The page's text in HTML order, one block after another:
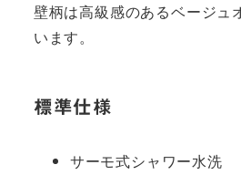
壁柄は高級感のあるベージュ
います。
標準仕様
サーモ式シャワー水洗